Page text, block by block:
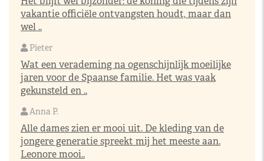
vakantie officiële ontvangsten houdt, maar dan
wel ..
Pieter
Wat een verademing na ogenschijnlijk moeilijke
jaren voor de Spaanse familie. Het was vaak
gekunsteld en ..
Anna P.
Alle dames zien er mooi uit. De kleding van de
jongere generatie spreekt mij het meeste aan.
Leonore mooi..